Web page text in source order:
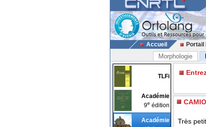
Accueil Portail
Morphologie
TLFi
Académie
9e édition
Académie
Très